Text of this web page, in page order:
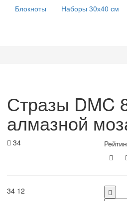
Блокноты Наборы 30х40 см
Стразы DMC
алмазной
34
34 12